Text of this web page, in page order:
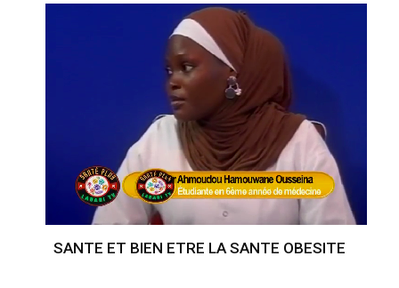
SANTE ET BIEN ETRE LA SANTE OBESITE